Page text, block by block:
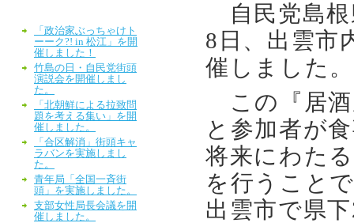
自民党島根
8日、出雲市
催しました。
この『居酒
と参加者が
将来にわた
を行うこと
出雲市で県
「政治家ぶっちゃけト
ーーク?! in 松江」を開
催しました！
竹島の日・自民党街頭
演説会を開催しまし
た。
「北朝鮮による拉致問
題を考える集い」を開
催しました。
「合区解消」街頭キャ
ラバンを実施しまし
た。
青年局「全国一斉街
頭」を実施しました。
支部女性局長会議を開
催しました。